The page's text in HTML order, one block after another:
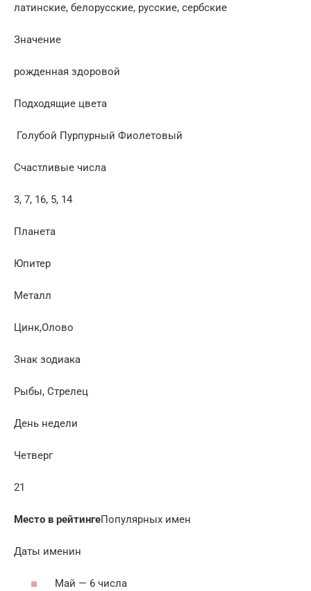
латинские, белорусские, русские, сербские
Значение
рожденная здоровой
Подходящие цвета
Голубой Пурпурный Фиолетовый
Счастливые числа
3, 7, 16, 5, 14
Планета
Юпитер
Металл
Цинк,Олово
Знак зодиака
Рыбы, Стрелец
День недели
Четверг
21
Место в рейтингеПопулярных имен
Даты именин
Май — 6 числа